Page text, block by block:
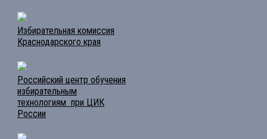
Избирательная комиссия
Краснодарского края
Российский центр обучения
избирательным
технологиям при ЦИК
России